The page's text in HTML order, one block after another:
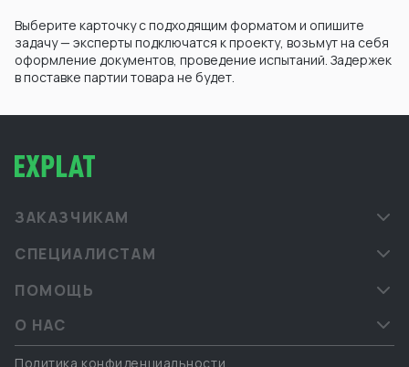
Выберите карточку с подходящим форматом и опишите
задачу — эксперты подключатся к проекту, возьмут на себя
оформление документов, проведение испытаний. Задержек
в поставке партии товара не будет.
ЗАКАЗЧИКАМ
СПЕЦИАЛИСТАМ
ПОМОЩЬ
О НАС
Политика конфиденциальности